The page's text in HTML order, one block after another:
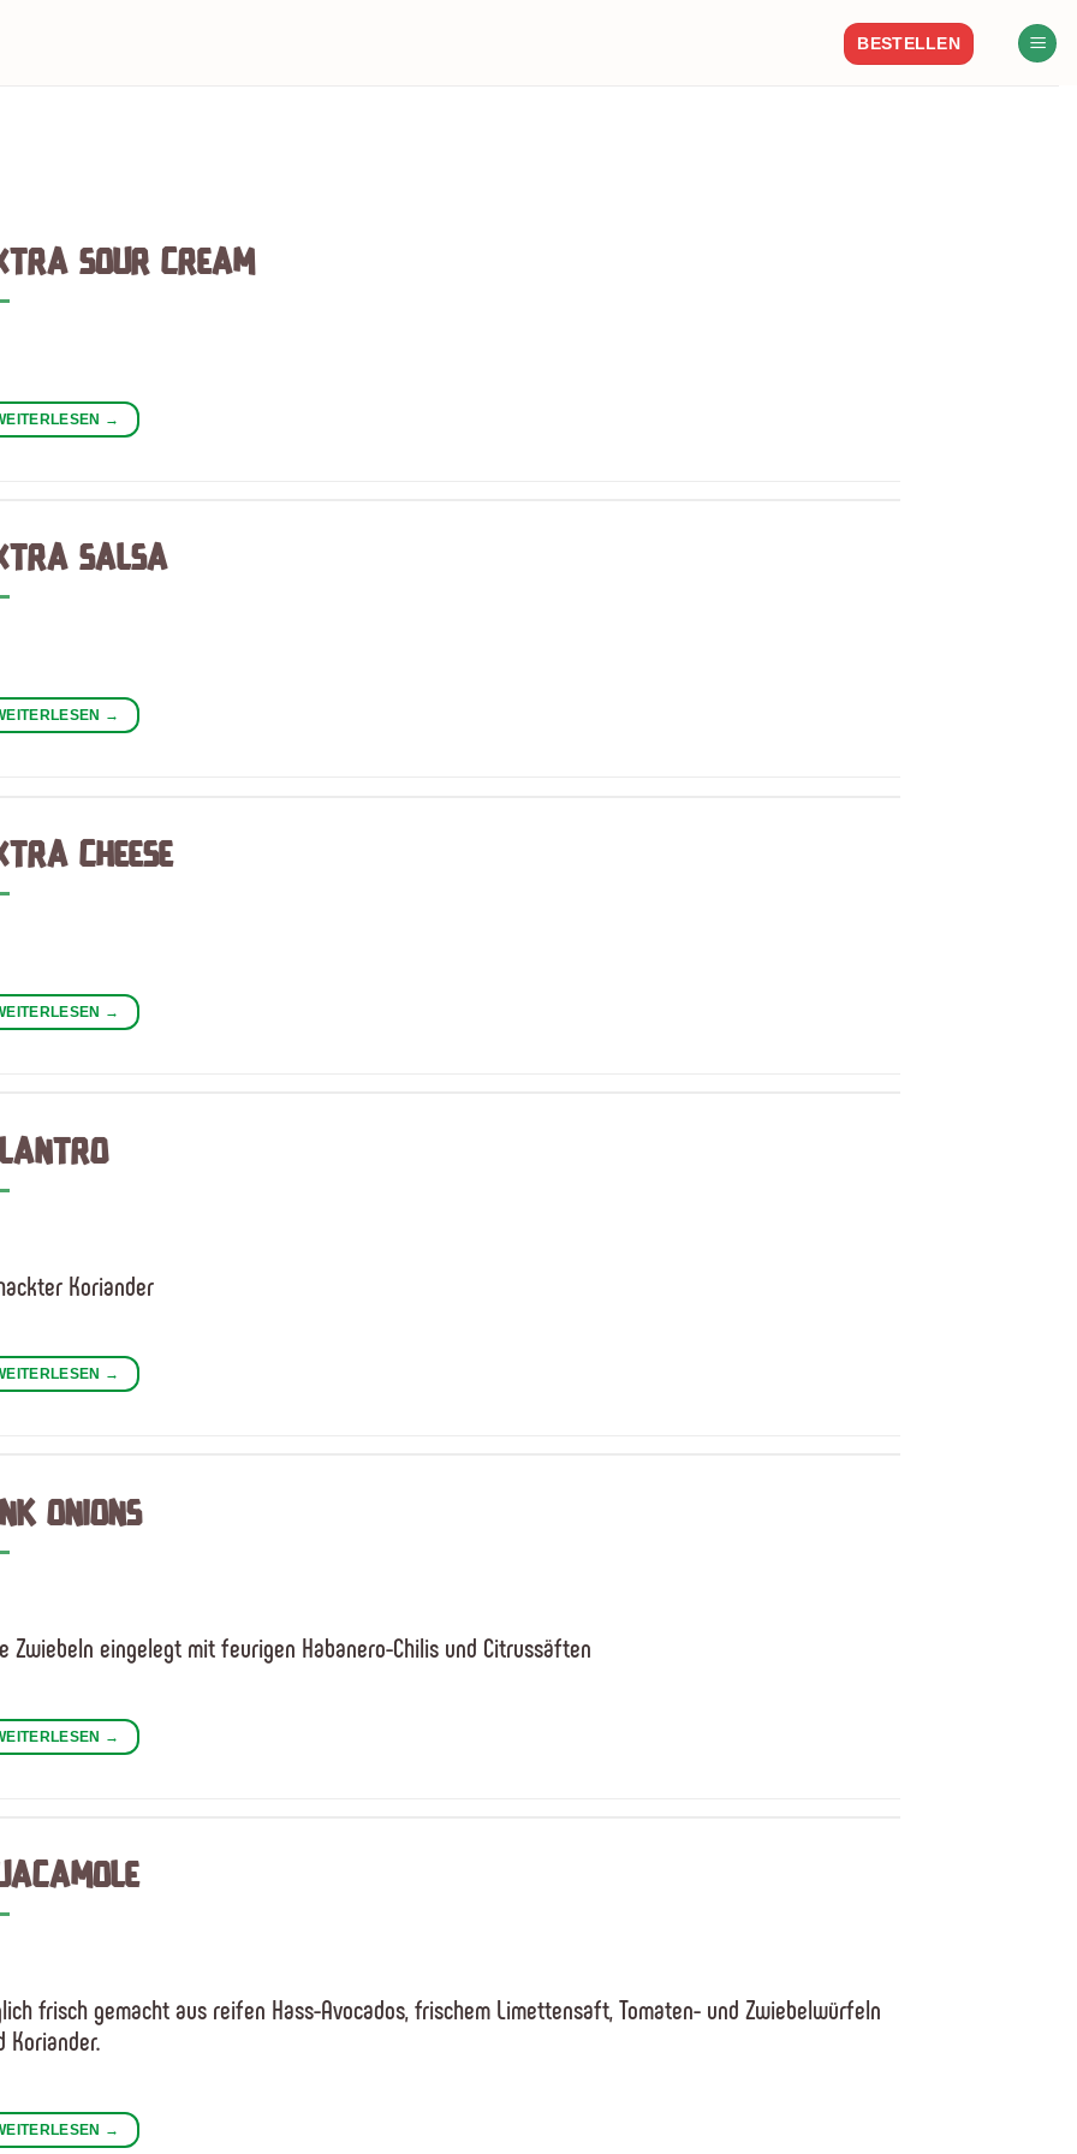
BESTELLEN
SOUR CREAM
→
SALSA
→
CHEESE
→
Koriander
→
ONIONS
Zwiebeln eingelegt mit feurigen Habanero-Chilis und Citrussäften
→
frisch gemacht aus reifen Hass-Avocados, frischem Limettensaft, Tomaten- und Zwiebelwürfeln
Koriander.
→